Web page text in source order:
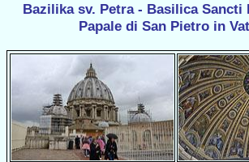
Bazilika sv. Petra - Basilica Sancti
Papale di San Pietro in